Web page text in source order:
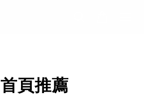
首頁推薦